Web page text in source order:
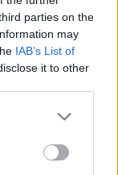
parties on the
may
IAB’s List of
it to other